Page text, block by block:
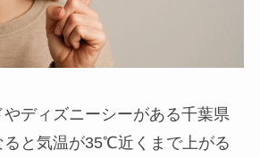
ディズニーシーがある千葉県
ると気温が35℃近くまで上がる